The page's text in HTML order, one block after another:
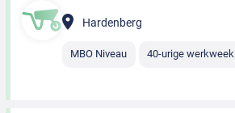
Hardenberg
MBO Niveau 40-urige werkweek